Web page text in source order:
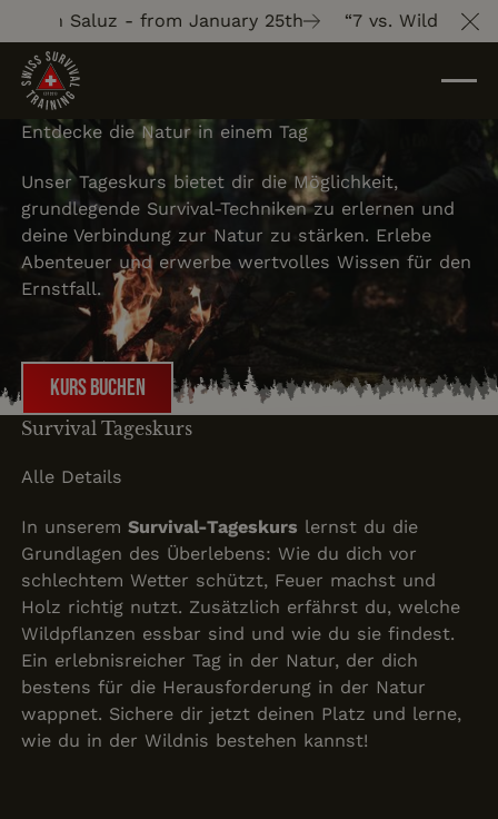
Saluz - from January 25th “7 vs. Wild” with
Entdecke die Natur in einem Tag
Unser Tageskurs bietet dir die Möglichkeit,
grundlegende Survival-Techniken zu erlernen und
deine Verbindung zur Natur zu stärken. Erlebe
Abenteuer und erwerbe wertvolles Wissen für den
Ernstfall.
Kurs buchen
Survival Tageskurs
Alle Details
In unseremSurvival-Tageskurs lernst du die
Grundlagen des Überlebens: Wie du dich vor
schlechtem Wetter schützt, Feuer machst und
Holz richtig nutzt. Zusätzlich erfährst du, welche
Wildpflanzen essbar sind und wie du sie findest.
Ein erlebnisreicher Tag in der Natur, der dich
bestens für die Herausforderung in der Natur
wappnet. Sichere dir jetzt deinen Platz und lerne,
wie du in der Wildnis bestehen kannst!